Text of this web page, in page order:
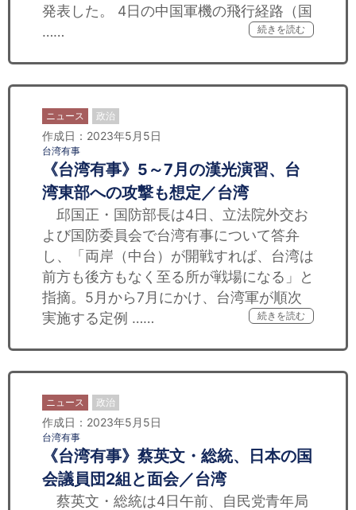
発表した。 4日の中国軍機の飛行経路（国
……
続きを読む
ニュース 政治
作成日：2023年5月5日
台湾有事
《台湾有事》5～7月の漢光演習、台
湾東部への攻撃も想定／台湾
邱国正・国防部長は4日、立法院外交お
よび国防委員会で台湾有事について答弁
し、「両岸（中台）が開戦すれば、台湾は
前方も後方もなく至る所が戦場になる」と
指摘。5月から7月にかけ、台湾軍が順次
実施する定例 ……
続きを読む
ニュース 政治
作成日：2023年5月5日
台湾有事
《台湾有事》蔡英文・総統、日本の国
会議員団2組と面会／台湾
蔡英文・総統は4日午前、自民党青年局